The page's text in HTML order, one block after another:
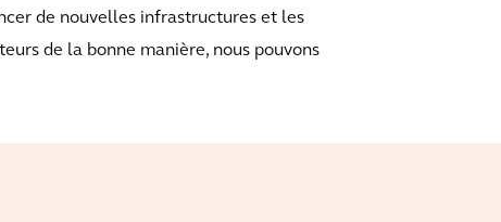
de nouvelles infrastructures et les
de la bonne manière, nous pouvons